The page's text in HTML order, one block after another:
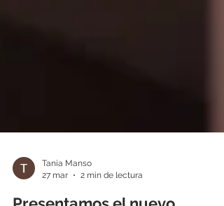
27 mar
2 min de lectura